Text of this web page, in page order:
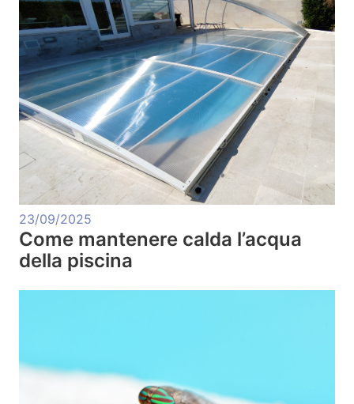
23/09/2025
Come mantenere calda l’acqua
della piscina